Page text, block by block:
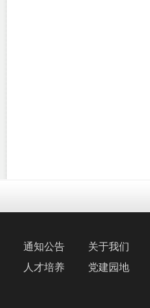
通知公告 关于我们
人才培养
党建园地